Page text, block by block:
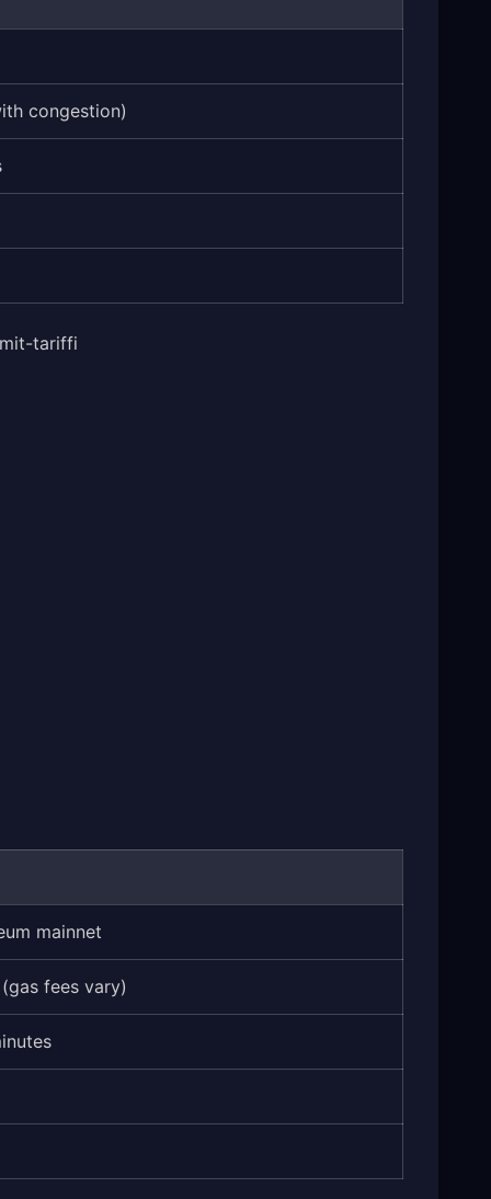
congestion)
tariffi
mainnet
fees vary)